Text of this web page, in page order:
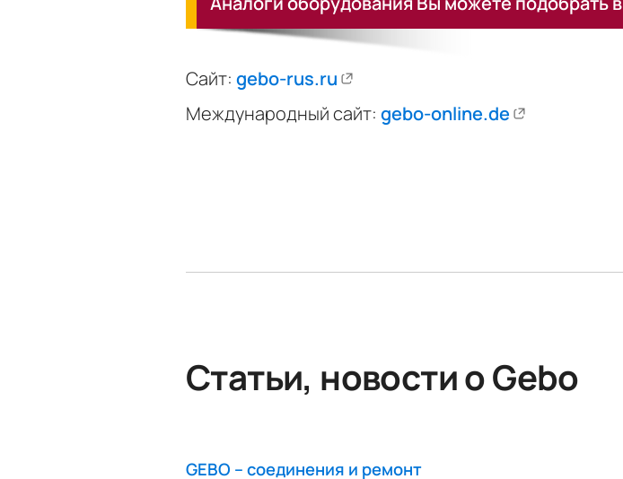
Сайт: gebo-rus.ru
Международный сайт: gebo-online.de
Статьи, новости о Gebo
GEBO – соединения и ремонт